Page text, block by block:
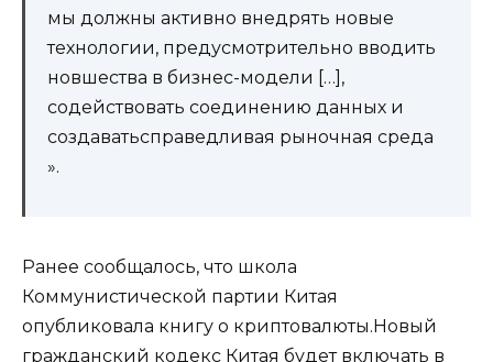
мы должны активно внедрять новые
технологии, предусмотрительно вводить
новшества в бизнес-модели […],
содействовать соединению данных и
создаватьсправедливая рыночная среда
».
Ранее сообщалось, что школа
Коммунистической партии Китая
опубликовала книгу о криптовалюты.Новый
гражданский кодекс Китая будет включать в